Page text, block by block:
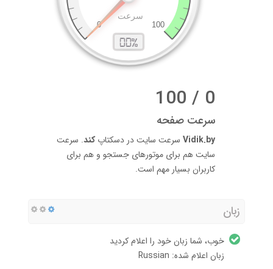
0 / 100
سرعت صفحه
Vidik.by سرعت سایت در دسکتاپکند. سرعت
سایت هم برای موتورهای جستجو و هم برای
کاربران بسیار مهم است.
زبان
خوب، شما زبان خود را اعلام کردید
زبان اعلام شده: Russian